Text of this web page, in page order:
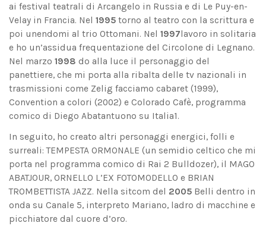
ai festival teatrali di Arcangelo in Russia e di Le Puy-en-
Velay in Francia. Nel 1995 torno al teatro con la scrittura e
poi unendomi al trio Ottomani. Nel 1997lavoro in solitaria
e ho un’assidua frequentazione del Circolone di Legnano.
Nel marzo 1998 do alla luce il personaggio del
panettiere, che mi porta alla ribalta delle tv nazionali in
trasmissioni come Zelig facciamo cabaret (1999),
Convention a colori (2002) e Colorado Cafè, programma
comico di Diego Abatantuono su Italia1.
In seguito, ho creato altri personaggi energici, folli e
surreali: TEMPESTA ORMONALE (un semidio celtico che mi
porta nel programma comico di Rai 2 Bulldozer), il MAGO
ABATJOUR, ORNELLO L’EX FOTOMODELLO e BRIAN
TROMBETTISTA JAZZ. Nella sitcom del 2005 Belli dentro in
onda su Canale 5, interpreto Mariano, ladro di macchine e
picchiatore dal cuore d’oro.